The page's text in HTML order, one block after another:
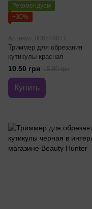
Рекомендуем
−30%
Артикул: 006549877
Триммер для обрезания
кутикулы красная
10.50 грн 15.00 грн
Купить